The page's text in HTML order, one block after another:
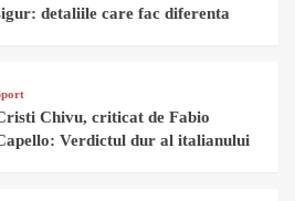
detaliile care fac diferenta
Chivu, criticat de Fabio
Verdictul dur al italianului